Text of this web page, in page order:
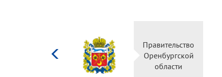
Министерство
культуры
Российской
федерации